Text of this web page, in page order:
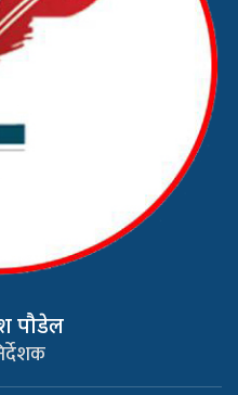
पौडेल